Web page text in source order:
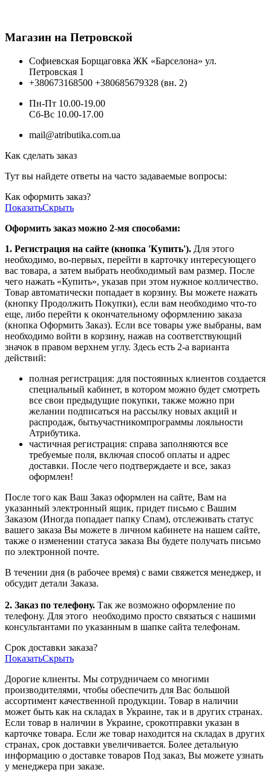
Магазин на Петровской
Софиевская Борщаговка ЖК «Барселона» ул.
Петровская 1
+380673168500 +380685679328 (вн. 2)
Пн-Пт 10.00-19.00
Cб-Вс 10.00-17.00
mail@atributika.com.ua
Как сделать заказ
Тут вы найдете ответы на часто задаваемые вопросы:
Как оформить заказ?
ПоказатьСкрыть
Оформить заказ можно 2-мя способами:
1. Регистрация на сайте (кнопка 'Купить'). Для этого
необходимо, во-первых, перейти в карточку интересующего
вас товара, а затем выбрать необходимый вам размер. После
чего нажать «Купить», указав при этом нужное колличество.
Товар автоматически попадает в корзину. Вы можете нажать
(кнопку Продолжить Покупки), если вам необходимо что-то
еще, либо перейти к окончательному оформлению заказа
(кнопка Оформить Заказ). Если все товары уже выбраны, вам
необходимо войти в корзину, нажав на соответствующий
значок в правом верхнем углу. Здесь есть 2-а варианта
действий:
полная регистрация: для постоянных клиентов создается
специальный кабинет, в котором можно будет смотреть
все свои предыдущие покупки, также можно при
желании подписаться на рассылку новых акций и
распродаж, бытьучастникомпрограммы лояльности
Атрибутика.
частичная регистрация: справа заполняются все
требуемые поля, включая способ оплаты и адрес
доставки. После чего подтверждаете и все, заказ
оформлен!
После того как Ваш Заказ оформлен на сайте, Вам на
указанный электронный ящик, придет письмо с Вашим
Заказом (Иногда попадает папку Спам), отслеживать статус
вашего заказа Вы можете в личном кабинете на нашем сайте,
также о изменении статуса заказа Вы будете получать письмо
по электронной почте.
В течении дня (в рабочее время) с вами свяжется менеджер, и
обсудит детали Заказа.
2. Заказ по телефону. Так же возможно оформление по
телефону. Для этого необходимо просто связаться с нашими
консультантами по указанным в шапке сайта телефонам.
Срок доставки заказа?
ПоказатьСкрыть
Дорогие клиенты. Мы сотрудничаем со многими
производителями, чтобы обеспечить для Вас большой
ассортимент качественной продукции. Товар в наличии
может быть как на складах в Украине, так и в других странах.
Если товар в наличии в Украине, срокотправки указан в
карточке товара. Если же товар находится на складах в других
странах, срок доставки увеличивается. Более детальную
информацию о доставке товаров Под заказ, Вы можете узнать
у менеджера при заказе.